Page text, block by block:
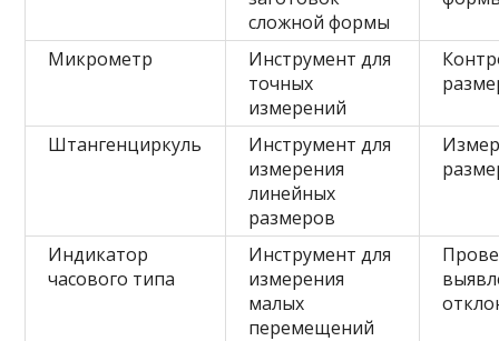
сложной формы
Микрометр
Инструмент для
точных
измерений
Штангенциркуль
Инструмент для
измерения
линейных
размеров
Индикатор
часового типа
Инструмент для
измерения
малых
перемещений